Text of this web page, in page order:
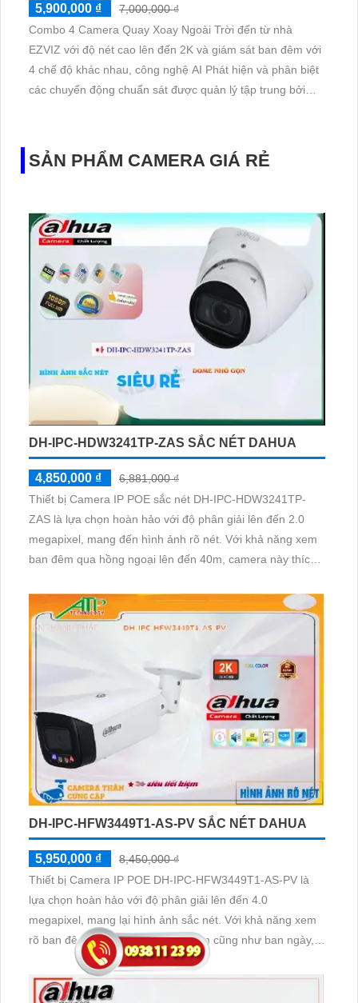
5,900,000 ₫
7,000,000 ₫
Combo 4 Camera Quay Xoay Ngoài Trời đến từ nhà
EZVIZ với độ nét cao lên đến 2K và giám sát ban đêm với
4 chế độ khác nhau, công nghệ AI Phát hiện và phân biệt
các chuyển động chuẩn sát được quản lý tập trung bởi
SẢN PHẨM CAMERA GIÁ RẺ
DH-IPC-HDW3241TP-ZAS SẮC NÉT DAHUA
4,850,000 ₫
6,881,000 ₫
Thiết bị Camera IP POE sắc nét DH-IPC-HDW3241TP-
ZAS là lựa chọn hoàn hảo với độ phân giải lên đến 2.0
megapixel, mang đến hình ảnh rõ nét. Với khả năng xem
ban đêm qua hồng ngoại lên đến 40m, camera này thích
công nghệ IP POE giúp truyền tải dữ liệu dễ dàng mà
không ảnh hưởng đến chất lượng hình ảnh
DH-IPC-HFW3449T1-AS-PV SẮC NÉT DAHUA
5,950,000 ₫
8,450,000 ₫
Thiết bị Camera IP POE DH-IPC-HFW3449T1-AS-PV là
lựa chọn hoàn hảo với độ phân giải lên đến 4.0
megapixel, mang lại hình ảnh sắc nét. Với khả năng xem
rõ ban đêm trong khoảng cách 30m cũng như ban ngày,
giúp bạn giám sát hiệu quả mọi lúc. Thiết bị được trang bị
công nghệ IP POE tiên tiến, không làm ảnh hưởng đến
chất lượng hình ảnh